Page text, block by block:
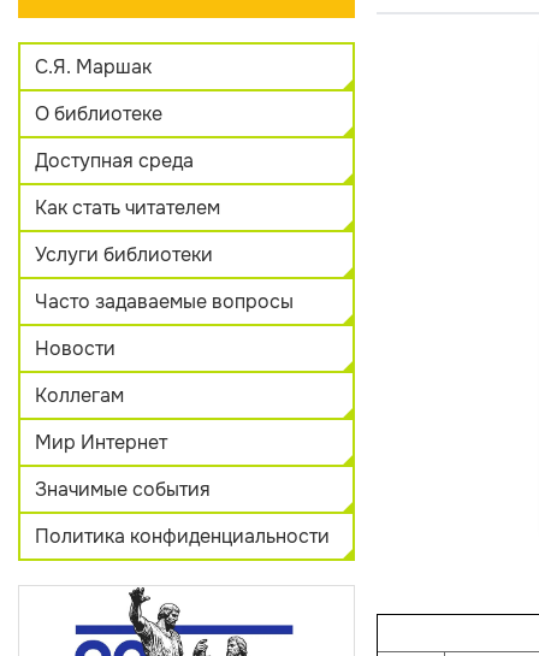
С.Я. Маршак
О библиотеке
Доступная среда
Как стать читателем
Услуги библиотеки
Часто задаваемые вопросы
Новости
Коллегам
Мир Интернет
Значимые события
Политика конфиденциальности